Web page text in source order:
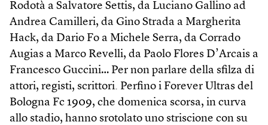
Rodotà a Salvatore Settis, da Luciano Gallino ad
Andrea Camilleri, da Gino Strada a Margherita
Hack, da Dario Fo a Michele Serra, da Corrado
Augias a Marco Revelli, da Paolo Flores D’Arcais a
Francesco Guccini… Per non parlare della sfilza di
attori, registi, scrittori. Perfino i Forever Ultras del
Bologna Fc 1909, che domenica scorsa, in curva
allo stadio, hanno srotolato uno striscione con su